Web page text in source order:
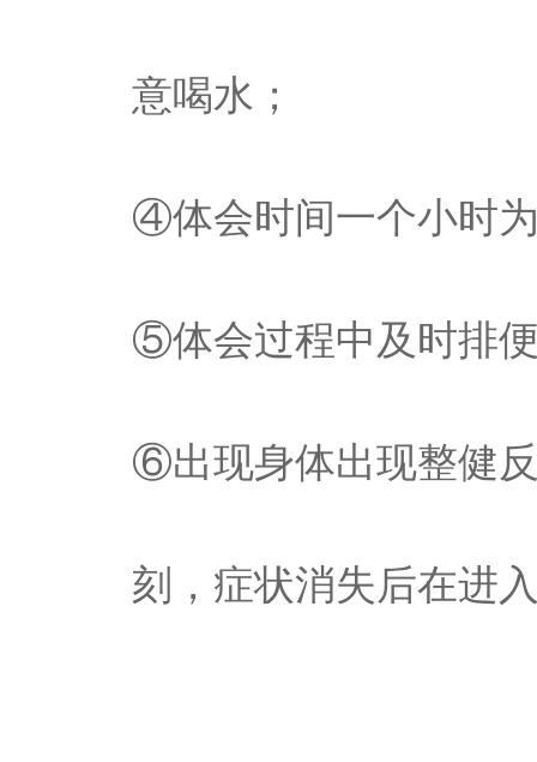
意喝水；
④体会时间一个小时
⑤体会过程中及时排
⑥出现身体出现整健
刻，症状消失后在进